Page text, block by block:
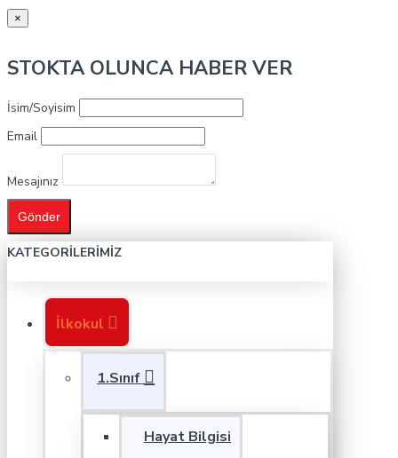
×
STOKTA OLUNCA HABER VER
İsim/Soyisim
Email
Mesajınız
Gönder
KATEGORILERIMIZ
İlkokul
1.Sınıf
Hayat Bilgisi